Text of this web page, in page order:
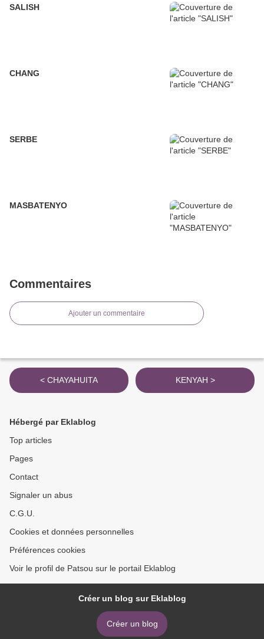
SALISH
CHANG
SERBE
MASBATENYO
Commentaires
Ajouter un commentaire
< CHAYAHUITA KENYAH >
Hébergé par Eklablog
Top articles
Pages
Contact
Signaler un abus
C.G.U.
Cookies et données personnelles
Préférences cookies
Voir le profil de Patsou sur le portail Eklablog
Créer un blog sur Eklablog
Créer un blog